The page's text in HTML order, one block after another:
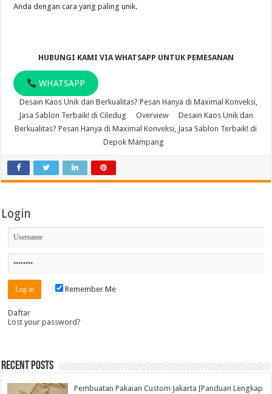
Anda dengan cara yang paling unik.
HUBUNGI KAMI VIA WHATSAPP UNTUK PEMESANAN
WHATSAPP
Desain Kaos Unik dan Berkualitas? Pesan Hanya di Maximal Konveksi,
Jasa Sablon Terbaik! di Ciledug
Overview
Desain Kaos Unik dan
Berkualitas? Pesan Hanya di Maximal Konveksi, Jasa Sablon Terbaik! di
Depok Mampang
Login
Remember Me
Daftar
Lost your password?
Recent Posts
Pembuatan Pakaian Custom Jakarta [Panduan Lengkap